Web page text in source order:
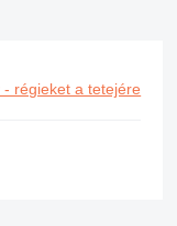
- régieket a tetejére